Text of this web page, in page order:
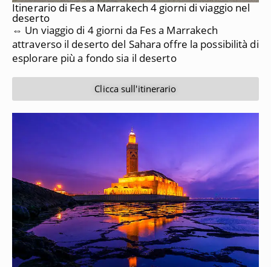
Itinerario di Fes a Marrakech 4 giorni di viaggio nel
deserto
⇔ Un viaggio di 4 giorni da Fes a Marrakech
attraverso il deserto del Sahara offre la possibilità di
esplorare più a fondo sia il deserto
Clicca sull'itinerario